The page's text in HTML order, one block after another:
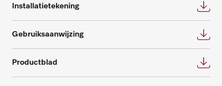
Neem contact op
Installatietekening
Gebruiksaanwijzing
Productblad